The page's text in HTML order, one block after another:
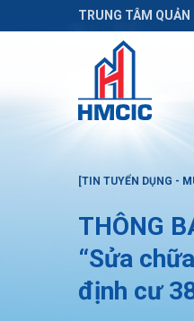
TRUNG TÂM QUẢN
[TIN TUYỂN DỤNG -
THÔNG
“Sửa
định cư